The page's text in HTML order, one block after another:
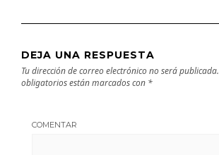
DEJA UNA RESPUESTA
Tu dirección de correo electrónico no será publicada.
obligatorios están marcados con *
COMENTAR